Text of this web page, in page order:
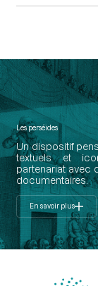
Les perséides
Un dispositif
textuels et
partenariat avec
documentaires.
En savoir plus